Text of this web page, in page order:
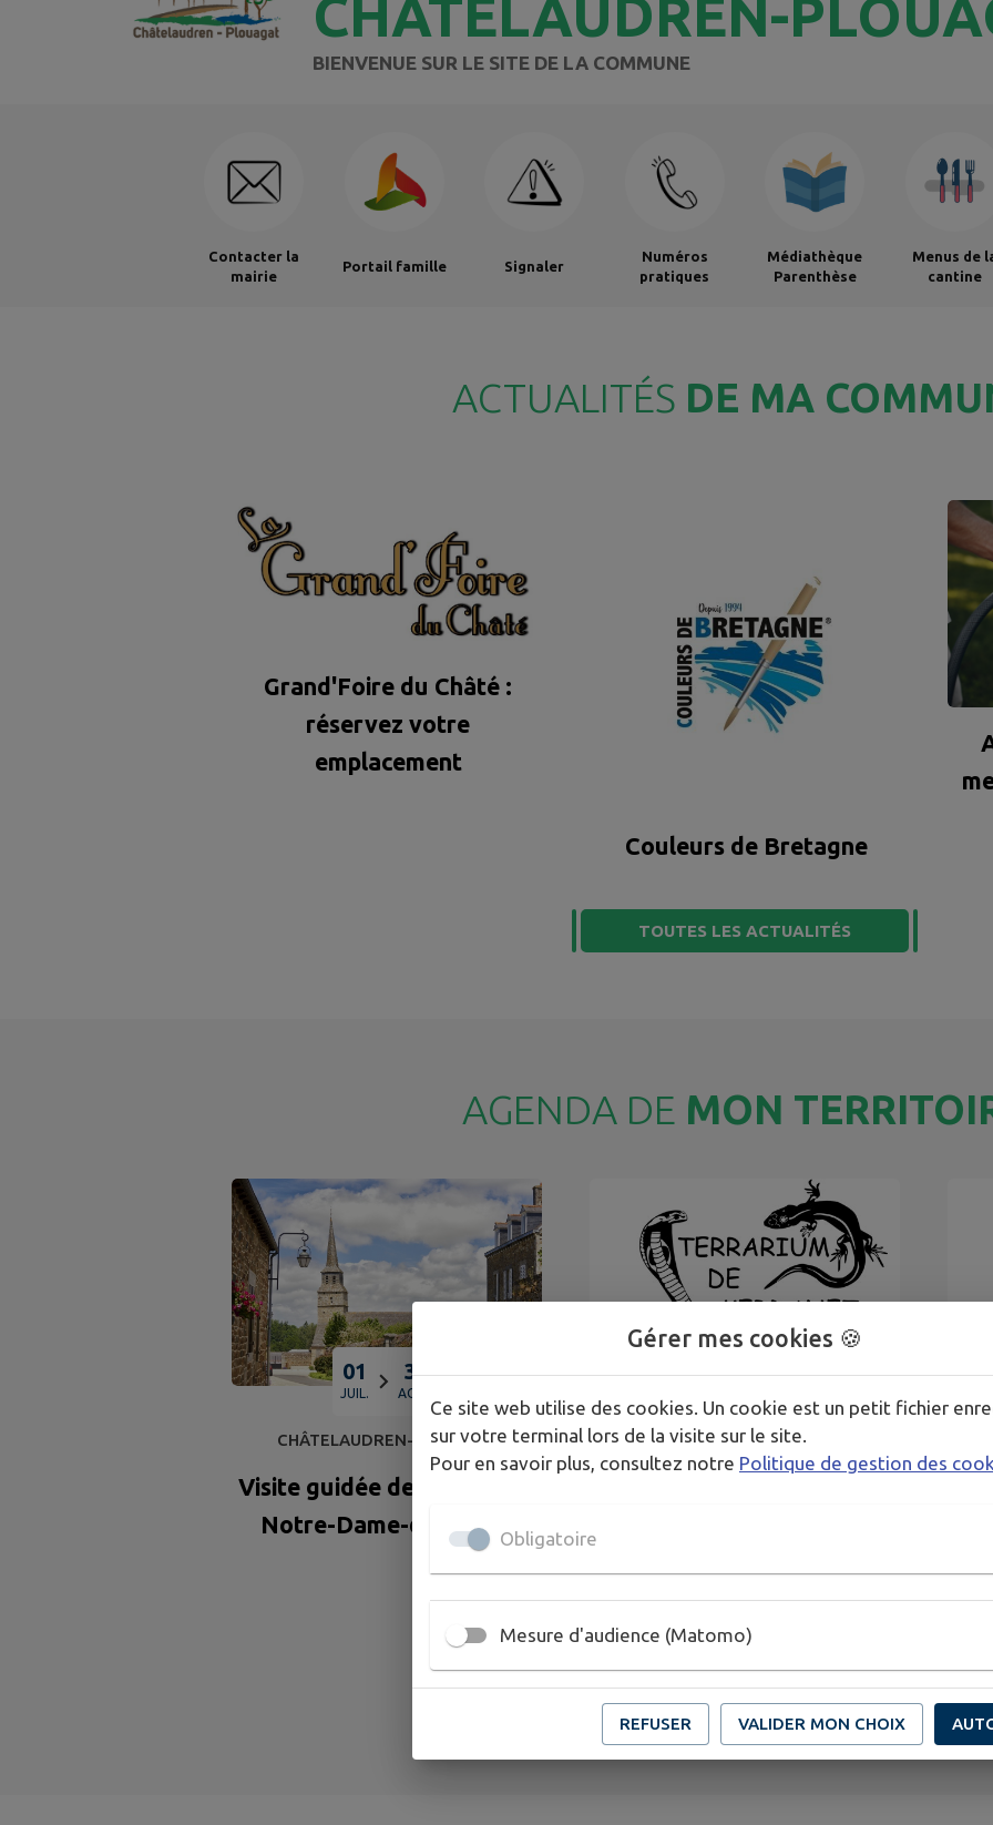
CHÂTELAUDREN-
BIENVENUE SUR LE SITE DE LA COMMUNE
Contacter la
mairie
Portail famille Signaler
Numéros
pratiques
Médiathèque
Parenthèse
Menus de
cantine
ACTUALITÉS DE MA
Grand'Foire du Châté :
réservez votre
emplacement
Couleurs de Bretagne
TOUTES LES ACTUALITÉS
AGENDA DE MON
01
JUIL.
31
AOÛT
CHÂTELAUDREN-PLOUAGAT
Visite guidée de la chapelle
Notre-Dame-du-Tertre
JUIL.
31
AOÛT
CHÂTELAUDREN-PLOUAGAT
TOUS LES ÉVÉNEMENTS
Gérer mes cookies 🍪
Ce site web utilise des cookies. Un cookie est un petit fichier
sur votre terminal lors de la visite sur le site.
Pour en savoir plus, consultez notre Politique de gestion des
Obligatoire
Mesure d'audience (Matomo)
REFUSER VALIDER MON CHOIX